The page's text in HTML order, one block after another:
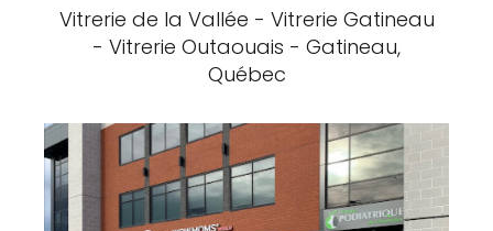
Vitrerie de la Vallée - Vitrerie Gatineau
- Vitrerie Outaouais - Gatineau,
Québec